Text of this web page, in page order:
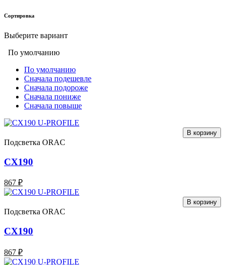
Сортировка
Выберите вариант
По умолчанию
По умолчанию
Сначала подешевле
Сначала подороже
Сначала пониже
Сначала повыше
В корзину
Подсветка ORAC
CX190
867 ₽
В корзину
Подсветка ORAC
CX190
867 ₽